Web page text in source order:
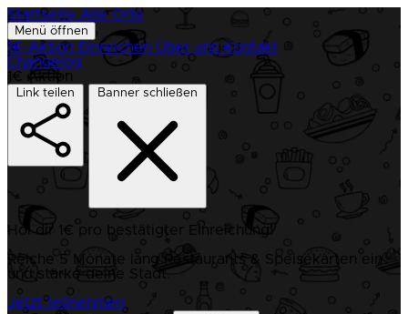
Startseite Alle Orte
Menü öffnen
1€-Aktion Einreichen Über uns Kontakt
Changelog
1€ Aktion
Link teilen Banner schließen
Hol dir 1€ pro bestätigter Einreichung!
Reiche 5 Monate lang Restaurants & Speisekarten ein
und stärke deine Stadt.
Jetzt teilnehmen